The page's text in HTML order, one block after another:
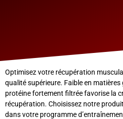
Optimisez votre récupération
qualité supérieure. Faible en
protéine fortement filtrée favorise la
récupération. Choisissez notre
dans votre programme